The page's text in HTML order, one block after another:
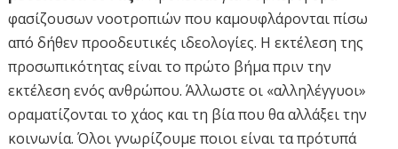
φασίζουσων νοοτροπιών που καμουφλάρονται πίσω
από δήθεν προοδευτικές ιδεολογίες. Η εκτέλεση της
προσωπικότητας είναι το πρώτο βήμα πριν την
εκτέλεση ενός ανθρώπου. Άλλωστε οι «αλληλέγγυοι»
οραματίζονται το χάος και τη βία που θα αλλάξει την
κοινωνία. Όλοι γνωρίζουμε ποιοι είναι τα πρότυπά